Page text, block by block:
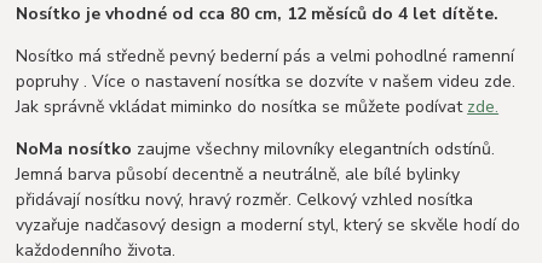
Nosítko je vhodné od cca 80 cm, 12 měsíců do 4 let dítěte.
Nosítko má středně pevný bederní pás a velmi pohodlné ramenní
popruhy . Více o nastavení nosítka se dozvíte v našem videu zde.
Jak správně vkládat miminko do nosítka se můžete podívat zde.
NoMa nosítko zaujme všechny milovníky elegantních odstínů.
Jemná barva působí decentně a neutrálně, ale bílé bylinky
přidávají nosítku nový, hravý rozměr. Celkový vzhled nosítka
vyzařuje nadčasový design a moderní styl, který se skvěle hodí do
každodenního života.